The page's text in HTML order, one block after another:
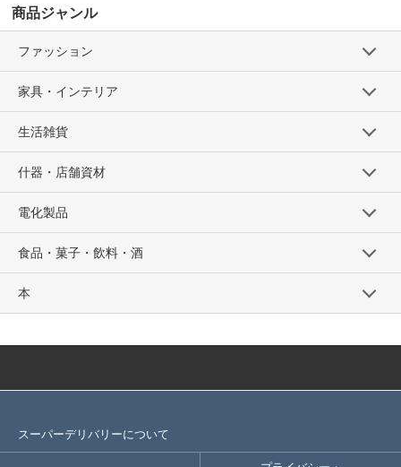
商品ジャンル
ファッション
家具・インテリア
生活雑貨
什器・店舗資材
電化製品
食品・菓子・飲料・酒
本
スーパーデリバリーについて